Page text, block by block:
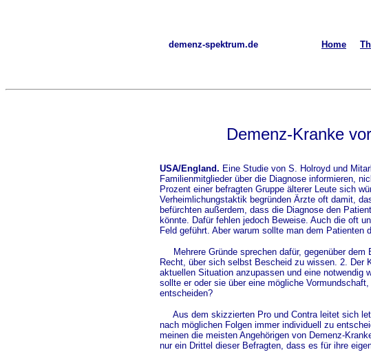
demenz-spektrum.de Home
Demenz-Kranke
USA/England. Eine Studie von S. Holroyd und
Familienmitglieder über die Diagnose informieren,
Prozent einer befragten Gruppe älterer Leute sich
Verheimlichungstaktik begründen Ärzte oft damit,
befürchten außerdem, dass die Diagnose den
könnte. Dafür fehlen jedoch Beweise. Auch die oft
Feld geführt. Aber warum sollte man dem Patienten
Mehrere Gründe sprechen dafür, gegenüber dem
Recht, über sich selbst Bescheid zu wissen. 2. Der
aktuellen Situation anzupassen und eine notwendig
sollte er oder sie über eine mögliche
entscheiden?
Aus dem skizzierten Pro und Contra leitet sich
nach möglichen Folgen immer individuell zu
meinen die meisten Angehörigen von Demenz-
nur ein Drittel dieser Befragten, dass es für ihre